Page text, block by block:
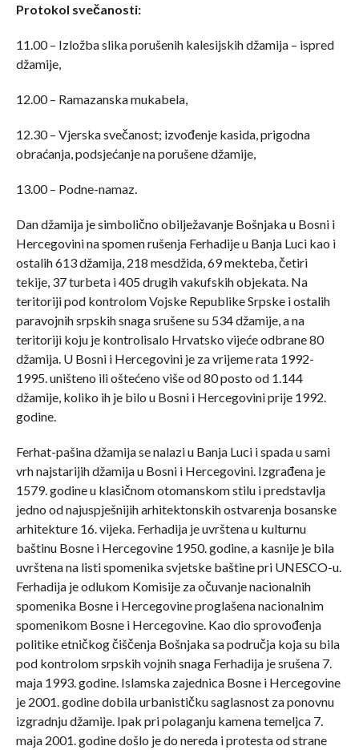
Protokol svečanosti:
11.00 – Izložba slika porušenih kalesijskih džamija – ispred
džamije,
12.00 – Ramazanska mukabela,
12.30 – Vjerska svečanost; izvođenje kasida, prigodna
obraćanja, podsjećanje na porušene džamije,
13.00 – Podne-namaz.
Dan džamija je simbolično obilježavanje Bošnjaka u Bosni i
Hercegovini na spomen rušenja Ferhadije u Banja Luci kao i
ostalih 613 džamija, 218 mesdžida, 69 mekteba, četiri
tekije, 37 turbeta i 405 drugih vakufskih objekata. Na
teritoriji pod kontrolom Vojske Republike Srpske i ostalih
paravojnih srpskih snaga srušene su 534 džamije, a na
teritoriji koju je kontrolisalo Hrvatsko vijeće odbrane 80
džamija. U Bosni i Hercegovini je za vrijeme rata 1992-
1995. uništeno ili oštećeno više od 80 posto od 1.144
džamije, koliko ih je bilo u Bosni i Hercegovini prije 1992.
godine.
Ferhat-pašina džamija se nalazi u Banja Luci i spada u sami
vrh najstarijih džamija u Bosni i Hercegovini. Izgrađena je
1579. godine u klasičnom otomanskom stilu i predstavlja
jedno od najuspješnijih arhitektonskih ostvarenja bosanske
arhitekture 16. vijeka. Ferhadija je uvrštena u kulturnu
baštinu Bosne i Hercegovine 1950. godine, a kasnije je bila
uvrštena na listi spomenika svjetske baštine pri UNESCO-u.
Ferhadija je odlukom Komisije za očuvanje nacionalnih
spomenika Bosne i Hercegovine proglašena nacionalnim
spomenikom Bosne i Hercegovine. Kao dio sprovođenja
politike etničkog čiščenja Bošnjaka sa područja koja su bila
pod kontrolom srpskih vojnih snaga Ferhadija je srušena 7.
maja 1993. godine. Islamska zajednica Bosne i Hercegovine
je 2001. godine dobila urbanističku saglasnost za ponovnu
izgradnju džamije. Ipak pri polaganju kamena temeljca 7.
maja 2001. godine došlo je do nereda i protesta od strane